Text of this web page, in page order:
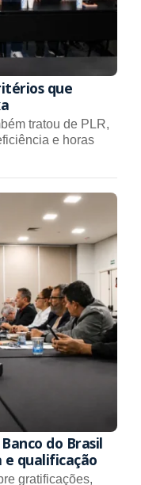
que
tratou de PLR,
e horas
do Brasil
e qualificação
gratificações,